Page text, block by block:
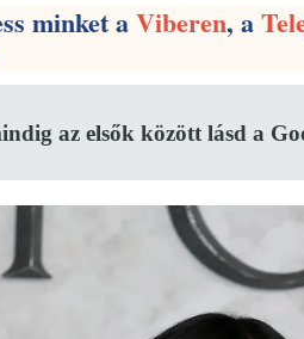
minket aViberen, a
az elsők között lásd a